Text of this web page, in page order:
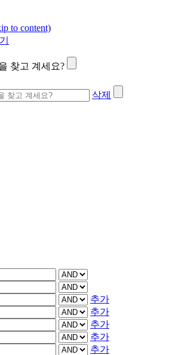
to content)
찾고 계세요?
삭제
추가
추가
추가
추가
추가